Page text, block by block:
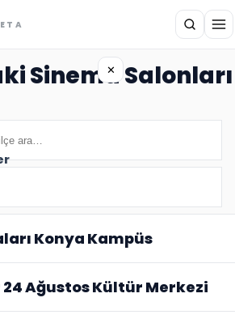
✕
Sinema Salonları
Konya Kampüs
Ağustos Kültür Merkezi